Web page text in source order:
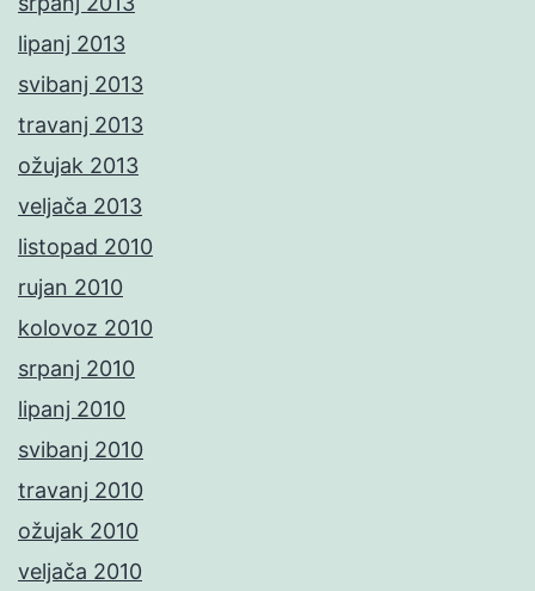
lipanj 2013
svibanj 2013
travanj 2013
ožujak 2013
veljača 2013
listopad 2010
rujan 2010
kolovoz 2010
srpanj 2010
lipanj 2010
svibanj 2010
travanj 2010
ožujak 2010
veljača 2010